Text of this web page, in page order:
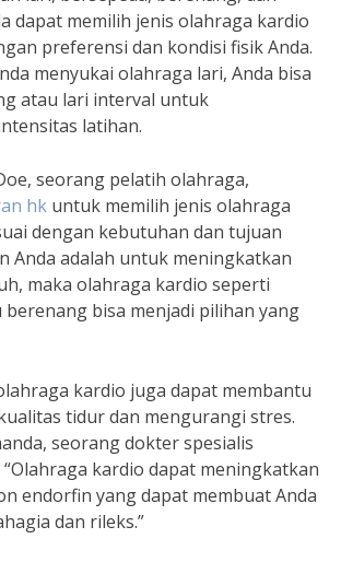
dapat memilih jenis olahraga kardio
preferensi dan kondisi fisik Anda.
menyukai olahraga lari, Anda bisa
atau lari interval untuk
latihan.
seorang pelatih olahraga,
hk untuk memilih jenis olahraga
dengan kebutuhan dan tujuan
Anda adalah untuk meningkatkan
maka olahraga kardio seperti
berenang bisa menjadi pilihan yang
kardio juga dapat membantu
tidur dan mengurangi stres.
seorang dokter spesialis
kardio dapat meningkatkan
endorfin yang dapat membuat Anda
dan rileks.”